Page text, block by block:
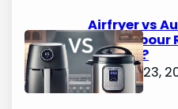
Airfryer vs
Choisir pour
Cuisine ?
octobre 23,